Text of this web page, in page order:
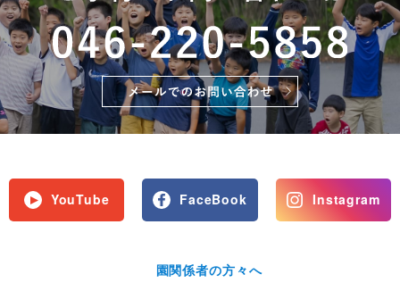
YouTube FaceBook Instagram
園関係者の方々へ